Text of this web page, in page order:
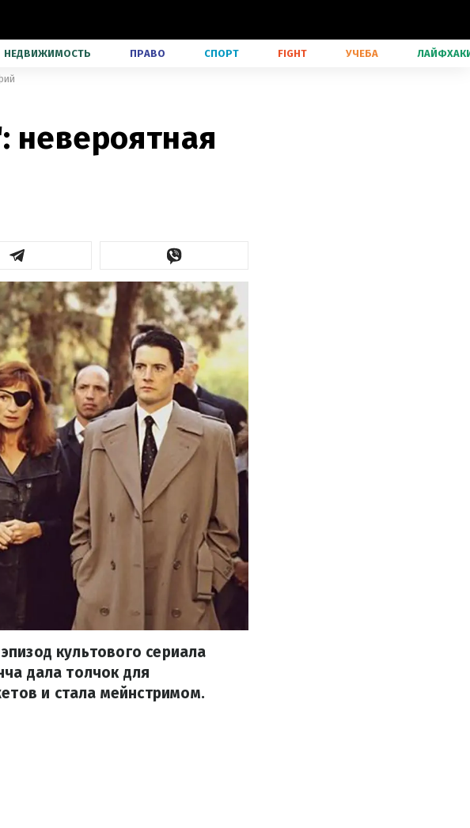
НЕДВИЖИМОСТЬ ПРАВО СПОРТ FIGHT УЧЕБА
невероятная
культового сериала
дала толчок для
и стала мейнстримом.